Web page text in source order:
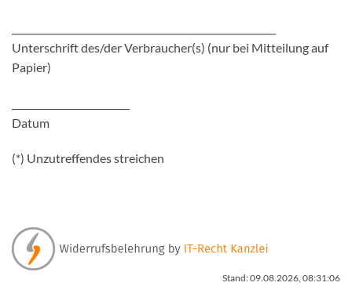
Unterschrift des/der Verbraucher(s) (nur bei Mitteilung auf
Papier)
Datum
(*) Unzutreffendes streichen
Stand: 09.08.2026, 08:31:06